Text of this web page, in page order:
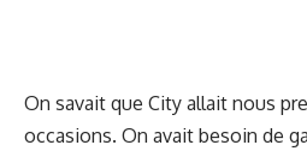
On savait que City allait nous
occasions. On avait besoin de